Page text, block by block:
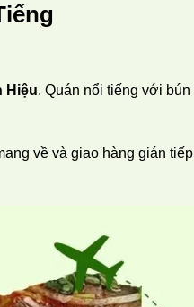
Hiệu. Quán nổi tiếng với bún
về và giao hàng gián